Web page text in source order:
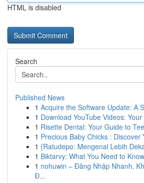
HTML is disabled
Search
Published News
1 Acquire the Software Update: A
1 Download YouTube Videos:
1 Risette Dental: Your Guide to
1 Precious Baby Chicks : Discover
1 {Ratudepo: Mengenal Lebih
1 Biktarvy: What You Need to Know
1 nohuwin – Đăng Nhập Nhanh,
Đ...